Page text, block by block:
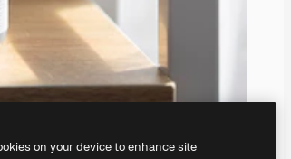
on your device to enhance site